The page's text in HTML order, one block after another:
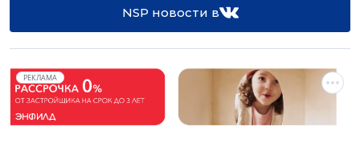
NSP новости в
РЕКЛАМА